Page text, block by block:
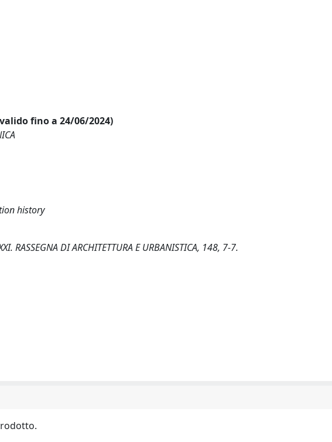
fino a 24/06/2024)
history
RASSEGNA DI ARCHITETTURA E URBANISTICA, 148, 7-7.